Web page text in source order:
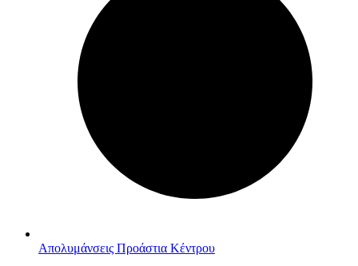
Απολυμάνσεις Προάστια Κέντρου